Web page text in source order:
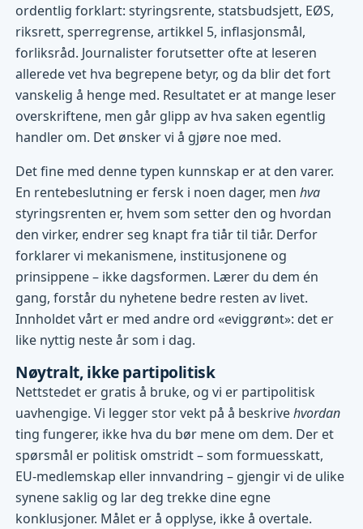
ordentlig forklart: styringsrente, statsbudsjett, EØS,
riksrett, sperregrense, artikkel 5, inflasjonsmål,
forliksråd. Journalister forutsetter ofte at leseren
allerede vet hva begrepene betyr, og da blir det fort
vanskelig å henge med. Resultatet er at mange leser
overskriftene, men går glipp av hva saken egentlig
handler om. Det ønsker vi å gjøre noe med.
Det fine med denne typen kunnskap er at den varer.
En rentebeslutning er fersk i noen dager, menhva
styringsrenten er, hvem som setter den og hvordan
den virker, endrer seg knapt fra tiår til tiår. Derfor
forklarer vi mekanismene, institusjonene og
prinsippene – ikke dagsformen. Lærer du dem én
gang, forstår du nyhetene bedre resten av livet.
Innholdet vårt er med andre ord «eviggrønt»: det er
like nyttig neste år som i dag.
Nøytralt, ikke partipolitisk
Nettstedet er gratis å bruke, og vi er partipolitisk
uavhengige. Vi legger stor vekt på å beskrivehvordan
ting fungerer, ikke hva du bør mene om dem. Der et
spørsmål er politisk omstridt – som formuesskatt,
EU-medlemskap eller innvandring – gjengir vi de ulike
synene saklig og lar deg trekke dine egne
konklusjoner. Målet er å opplyse, ikke å overtale.